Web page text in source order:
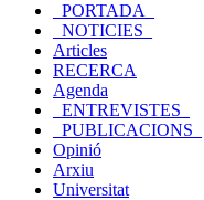
_PORTADA_
_NOTICIES_
Articles
RECERCA
Agenda
_ENTREVISTES_
_PUBLICACIONS_
Opinió
Arxiu
Universitat